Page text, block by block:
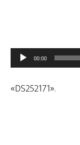
Reproductor
de
audio
00:00
«DS252171».